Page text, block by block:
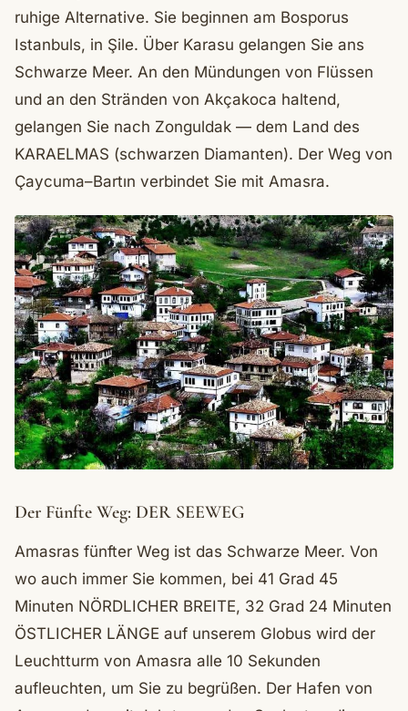
ruhige Alternative. Sie beginnen am Bosporus
Istanbuls, in Şile. Über Karasu gelangen Sie ans
Schwarze Meer. An den Mündungen von Flüssen
und an den Stränden von Akçakoca haltend,
gelangen Sie nach Zonguldak — dem Land des
KARAELMAS (schwarzen Diamanten). Der Weg von
Çaycuma–Bartın verbindet Sie mit Amasra.
Der Fünfte Weg: DER SEEWEG
Amasras fünfter Weg ist das Schwarze Meer. Von
wo auch immer Sie kommen, bei 41 Grad 45
Minuten NÖRDLICHER BREITE, 32 Grad 24 Minuten
ÖSTLICHER LÄNGE auf unserem Globus wird der
Leuchtturm von Amasra alle 10 Sekunden
aufleuchten, um Sie zu begrüßen. Der Hafen von